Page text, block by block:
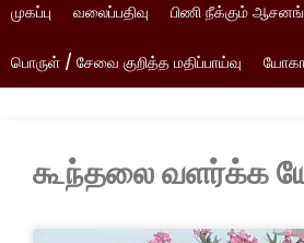
முகப்பு வலைப்பதிவு பிணி நீக்கும்
பொருள் / சேவை குறித்த மதிப்பாய்வு
கூந்தலை வளர்க்க